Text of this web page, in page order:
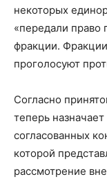
некоторых
«передали право
фракции.
проголосуют
Согласно
теперь
согласованных
которой
рассмотрение